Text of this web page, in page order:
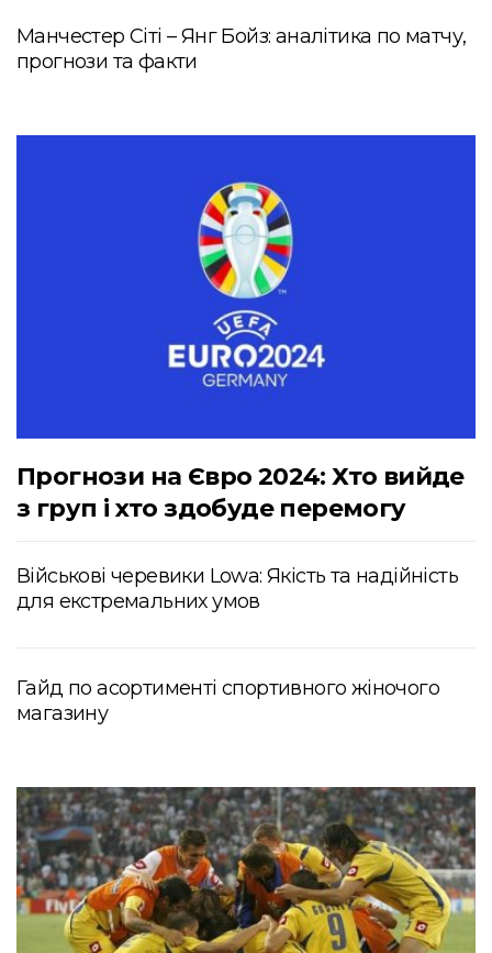
Манчестер Сіті – Янг Бойз: аналітика по матчу,
прогнози та факти
Прогнози на Євро 2024: Хто вийде
з груп і хто здобуде перемогу
Військові черевики Lowa: Якість та надійність
для екстремальних умов
Гайд по асортименті спортивного жіночого
магазину